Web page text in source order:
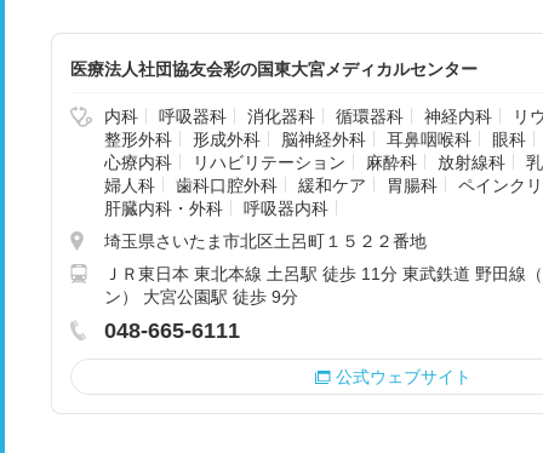
医療法人社団協友会彩の国東大宮メディカルセンター
内科 呼吸器科 消化器科 循環器科 神経内科
リ
整形外科
形成外科 脳神経外科 耳鼻咽喉科
眼科
心療内科
リハビリテーション 麻酔科 放射線科
婦人科
歯科口腔外科 緩和ケア 胃腸科
ペインク
肝臓内科・外科
呼吸器内科
埼玉県さいたま市北区土呂町１５２２番地
ＪＲ東日本 東北本線 土呂駅 徒歩 11分 東武鉄道 野田線
ン） 大宮公園駅 徒歩 9分
048-665-6111
公式ウェブサイト